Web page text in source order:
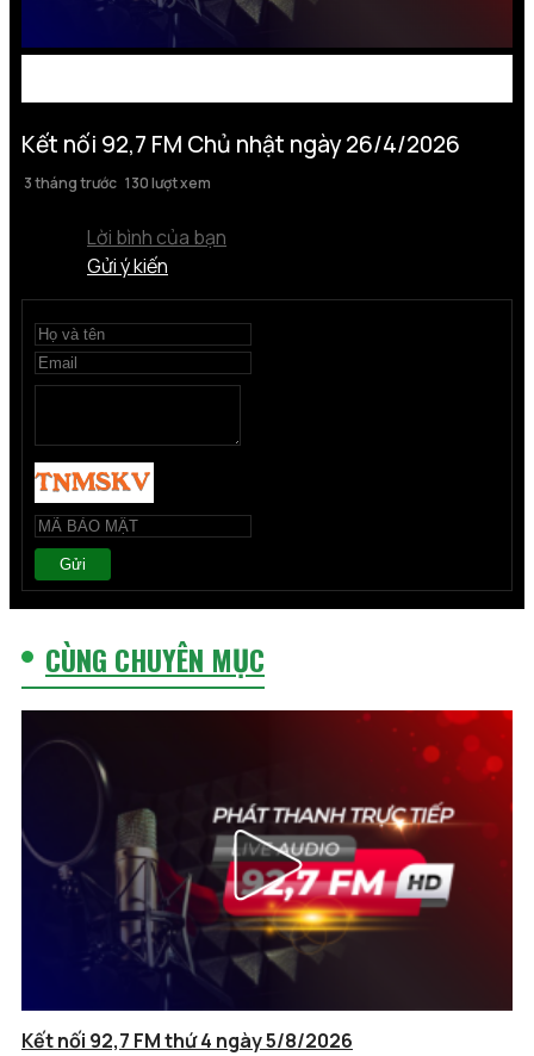
Kết nối 92,7 FM Chủ nhật ngày 26/4/2026
3 tháng trước 130 lượt xem
Lời bình của bạn
Gửi ý kiến
Gửi
CÙNG CHUYÊN MỤC
Kết nối 92,7 FM thứ 4 ngày 5/8/2026